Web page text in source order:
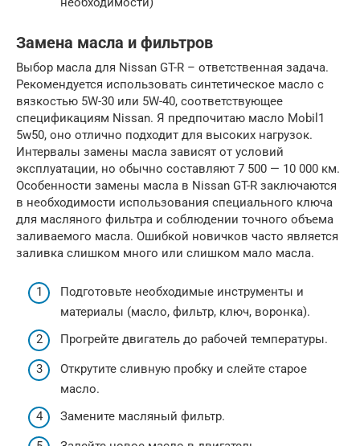
Замена масла и фильтров
Выбор масла для Nissan GT-R – ответственная задача.
Рекомендуется использовать синтетическое масло с
вязкостью 5W-30 или 5W-40, соответствующее
спецификациям Nissan. Я предпочитаю масло Mobil1
5w50, оно отлично подходит для высоких нагрузок.
Интервалы замены масла зависят от условий
эксплуатации, но обычно составляют 7 500 — 10 000 км.
Особенности замены масла в Nissan GT-R заключаются
в необходимости использования специального ключа
для масляного фильтра и соблюдении точного объема
заливаемого масла. Ошибкой новичков часто является
заливка слишком много или слишком мало масла.
Подготовьте необходимые инструменты и
материалы (масло, фильтр, ключ, воронка).
Прогрейте двигатель до рабочей температуры.
Открутите сливную пробку и слейте старое
масло.
Замените масляный фильтр.